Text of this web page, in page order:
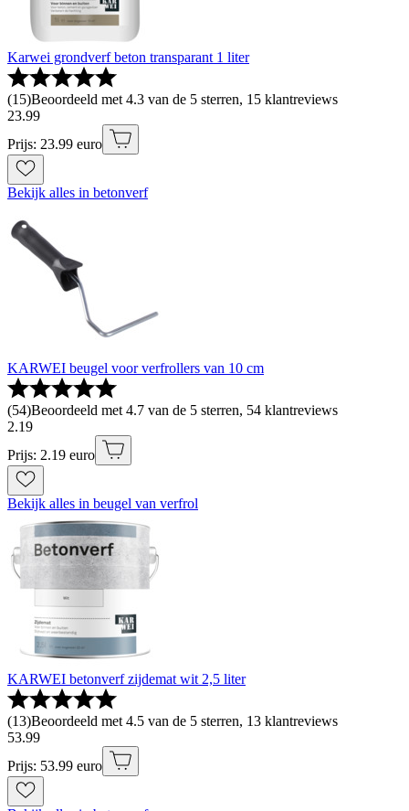
Karwei grondverf beton transparant 1 liter
(15)Beoordeeld met 4.3 van de 5 sterren, 15 klantreviews
23.99
Prijs: 23.99 euro
Bekijk alles in betonverf
KARWEI beugel voor verfrollers van 10 cm
(54)Beoordeeld met 4.7 van de 5 sterren, 54 klantreviews
2.19
Prijs: 2.19 euro
Bekijk alles in beugel van verfrol
KARWEI betonverf zijdemat wit 2,5 liter
(13)Beoordeeld met 4.5 van de 5 sterren, 13 klantreviews
53.99
Prijs: 53.99 euro